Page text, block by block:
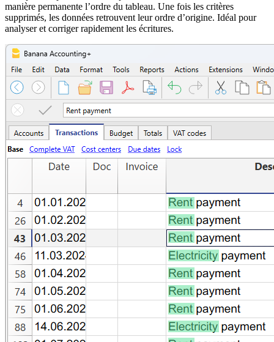
manière permanente l’ordre du tableau. Une fois les critères
supprimés, les données retrouvent leur ordre d’origine. Idéal pour
analyser et corriger rapidement les écritures.